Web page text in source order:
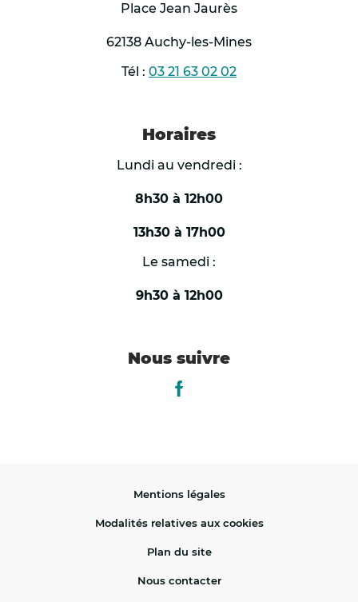
Place Jean Jaurès
62138 Auchy-les-Mines
Tél : 03 21 63 02 02
Horaires
Lundi au vendredi :
8h30 à 12h00
13h30 à 17h00
Le samedi :
9h30 à 12h00
Nous suivre
Lien vers le facebook de la
Mentions légales
Modalités relatives aux cookies
Plan du site
Nous contacter